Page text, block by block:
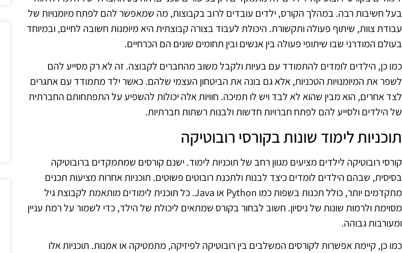
בעל חשיבות רבה. במהלך הקורס, ילדים עובדים לרוב בקבוצות, מה שמאפשר להם לפתח מיומנויות של
עבודת צוות, שיתוף פעולה ותקשורת. היכולת לעבוד בצורה קבוצתית היא מיומנות חשובה לחיים, ובמיוחד
בעולם המודרני שבו שיתופי פעולה בין אנשים ובין תחומים שונים הם הכרחיים.
כמו כן, הילדים לומדים להתמודד עם בעיות ולקבל משוב מהחברים לקבוצה. זה לא רק מסייע להם
לשפר את המיומנויות הטכניות, אלא גם בונה את הביטחון העצמי שלהם. כאשר ילד מתמודד עם אתגרים
לצד אחרים, הוא מבין שהוא לא לבד ויש לו תמיכה. חוויות אלה יכולות להשפיע על התפתחותם החברתית
של הילדים ולסייע להם לפתח חברויות חדשות ולבנות רשתות חברתיות.
תוכניות לימוד שונות בקורסי רובוטיקה
קורסי רובוטיקה לילדים מציעים מגוון רחב של תוכניות לימוד. ישנם קורסים שמתמקדים ברובוטיקה
בסיסית, שבהם הילדים לומדים כיצד לבנות ולתכנת רובוטים פשוטים. תוכניות אחרות מציעות תכנים
מתקדמים יותר, כולל תכנות בשפות כמו Python או Java. כל תוכנית לימודים מותאמת לקבוצת גיל
מסוימת ולרמות שונות של ניסיון. חשוב לבחור בקורס שמתאים ליכולת של הילד, כדי לשמור על רמת עניין
ומעורבות גבוהה.
כמו כן, קיימת אפשרות לקורסים המשלבים בין רובוטיקה לפיזיקה, מתמטיקה או אמנות. תוכניות אלו